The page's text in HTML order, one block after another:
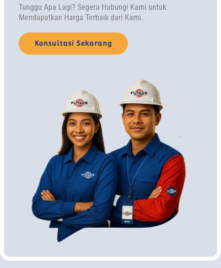
Tunggu Apa Lagi? Segera Hubungi Kami untuk
Mendapatkan Harga Terbaik dari Kami.
Konsultasi Sekarang